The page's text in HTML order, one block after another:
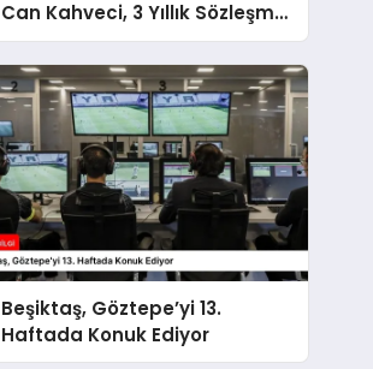
Can Kahveci, 3 Yıllık Sözleşme
İmzaladı
Beşiktaş, Göztepe’yi 13.
Haftada Konuk Ediyor